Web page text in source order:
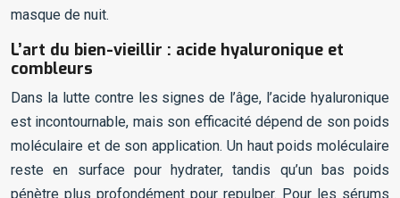
masque de nuit.
L’art du bien-vieillir : acide hyaluronique et
combleurs
Dans la lutte contre les signes de l’âge, l’acide hyaluronique
est incontournable, mais son efficacité dépend de son poids
moléculaire et de son application. Un haut poids moléculaire
reste en surface pour hydrater, tandis qu’un bas poids
pénètre plus profondément pour repulper. Pour les sérums